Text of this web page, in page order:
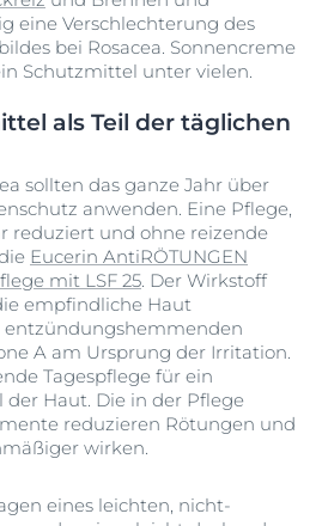
eine Verschlechterung des
bei Rosacea. Sonnencreme
Schutzmittel unter vielen.
als Teil der täglichen
sollten das ganze Jahr über
anwenden. Eine Pflege,
reduziert und ohne reizende
Eucerin AntiRÖTUNGEN
mit LSF 25. Der Wirkstoff
empfindliche Haut
A am Ursprung der Irritation.
Tagespflege für ein
Haut. Die in der Pflege
reduzieren Rötungen und
wirken.
eines leichten, nicht-